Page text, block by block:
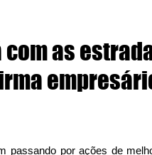
as
passando por ações de